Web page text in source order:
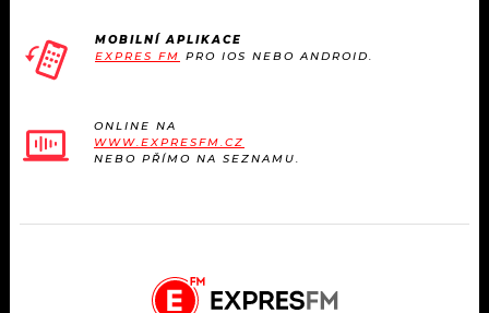
MOBILNÍ APLIKACE
EXPRES FM PRO IOS NEBO ANDROID.
ONLINE NA
WWW.EXPRESFM.CZ
NEBO PŘÍMO NA SEZNAMU.